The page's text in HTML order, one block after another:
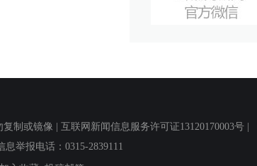
或镜像 | 互联网新闻信息服务许可证13120170003号 |
息举报电话：0315-2839111